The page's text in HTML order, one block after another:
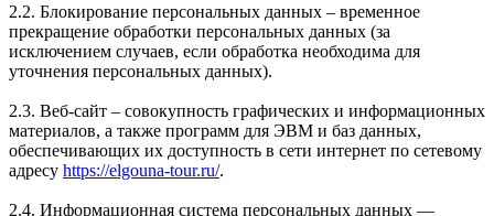
2.2. Блокирование персональных данных – временное
прекращение обработки персональных данных (за
исключением случаев, если обработка необходима для
уточнения персональных данных).
2.3. Веб-сайт – совокупность графических и информационных
материалов, а также программ для ЭВМ и баз данных,
обеспечивающих их доступность в сети интернет по сетевому
адресу https://elgouna-tour.ru/.
2.4. Информационная система персональных данных —